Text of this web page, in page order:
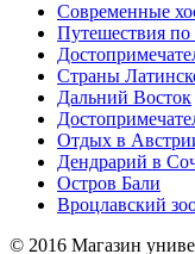
Современные
Путешествия
Страны
Дальний Восток
Отдых в
Дендрарий в
Остров Бали
Вроцлавский
© 2016 Магазин